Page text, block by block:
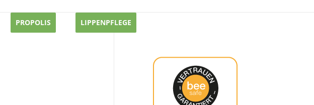
PROPOLIS LIPPENPFLEGE